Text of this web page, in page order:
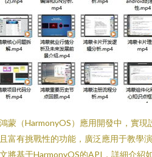
蒙（HarmonyOS）應用開發中，實
富有挑戰性的功能，廣泛應用于教學
將基于HarmonyOS的API，詳細介紹